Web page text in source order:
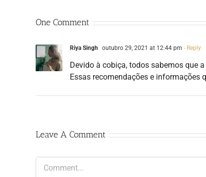
One Comment
Riya Singh outubro 29, 2021 at 12:44 pm - Reply
Devido à cobiça, todos sabemos que
Essas recomendações e informações
Leave A Comment